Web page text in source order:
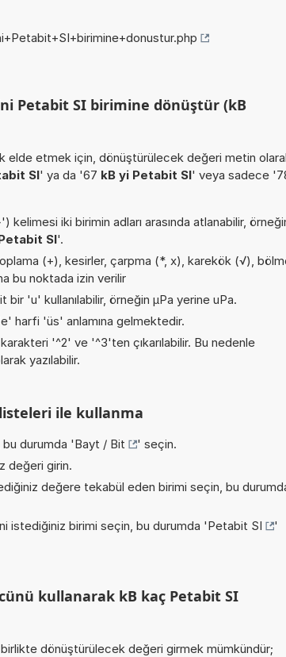
Petabit SI birimine dönüştür (kB
elde etmek için, dönüştürülecek değeri metin
SI' ya da '67 kB yi Petabit SI' veya sadece
iki birimin adları arasında atlanabilir,
SI'.
(+), kesirler, çarpma (*, x), karekök (√),
bu noktada izin verilir
'u' kullanılabilir, örneğin µPa yerine uPa.
harfi 'üs' anlamına gelmektedir.
'^2' ve '^3'ten çıkarılabilir. Bu nedenle
yazılabilir.
ile kullanma
durumda 'Bayt / Bit
' seçin.
değeri girin.
değere tekabül eden birimi seçin, bu
istediğiniz birimi seçin, bu durumda 'Petabit SI
'
kullanarak kB kaç Petabit SI
dönüştürülecek değeri girmek mümkündür;